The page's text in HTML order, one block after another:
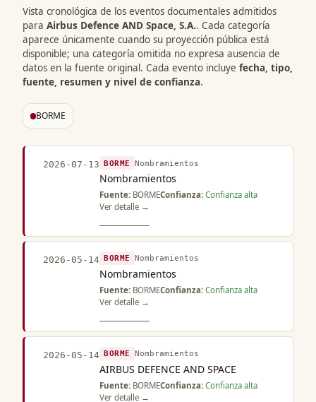
Vista cronológica de los eventos documentales admitidos
para Airbus Defence AND Space, S.A.. Cada categoría
aparece únicamente cuando su proyección pública está
disponible; una categoría omitida no expresa ausencia de
datos en la fuente original. Cada evento incluye fecha, tipo,
fuente, resumen y nivel de confianza.
BORME
2026-07-13 BORME Nombramientos
Nombramientos
Fuente: BORMEConfianza: Confianza alta
Ver detalle →
2026-05-14 BORME Nombramientos
Nombramientos
Fuente: BORMEConfianza: Confianza alta
Ver detalle →
2026-05-14 BORME Nombramientos
AIRBUS DEFENCE AND SPACE
Fuente: BORMEConfianza: Confianza alta
Ver detalle →